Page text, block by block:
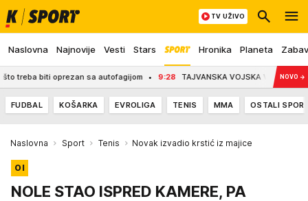
Naslovna Najnovije Vesti Stars Hronika Planeta
TV UŽIVO
biti oprezan sa autofagijom 9:28 TAJVANSKA VOJSKA VEŽBA NOVO →
FUDBAL KOŠARKA EVROLIGA TENIS MMA OSTALI
Naslovna Sport Tenis Novak izvadio krstić iz majice
OI
NOLE STAO ISPRED KAMERE, PA